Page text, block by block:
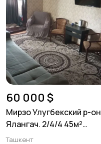
60 000 $
Мирзо Улугбекский р-он
Ялангач. 2/4/4 45м²
Панель.
Ташкент